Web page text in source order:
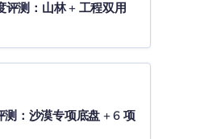
评测：山林 + 工程双用
测：沙漠专项底盘 + 6 项